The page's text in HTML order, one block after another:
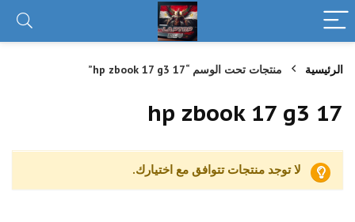
الرئيسية منتجات تحت الوسم “hp zbook 17 g3 17”
hp zbook 17 g3 17
لا توجد منتجات تتوافق مع اختيارك.